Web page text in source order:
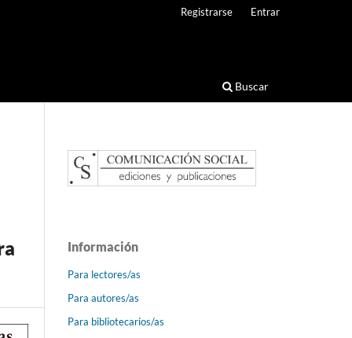
Buscar
Registrarse Entrar
Información
Para lectores/as
Para autores/as
Para bibliotecarios/as